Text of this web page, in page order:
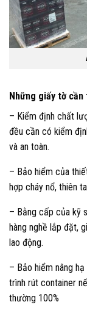
Những giấy tờ
– Kiểm định chất
đều cần có kiểm
và an toàn.
– Bảo hiểm của
hợp cháy nổ, thiên
– Bằng cấp của kỹ
hàng nghề lắp đặt,
lao động.
– Bảo hiểm nâng
trình rút container
thường 100%